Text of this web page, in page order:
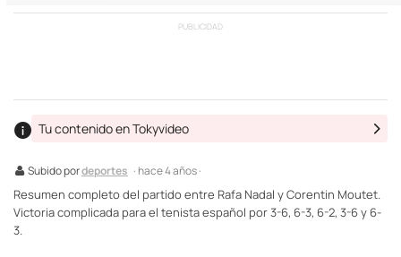
PUBLICIDAD
Subido pordeportes · hace 4 años ·
Tu contenido en Tokyvideo
Resumen completo del partido entre Rafa Nadal y Corentin Moutet.
Victoria complicada para el tenista español por 3-6, 6-3, 6-2, 3-6 y 6-
3.